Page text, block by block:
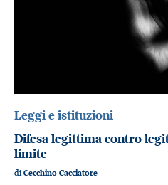
Leggi e istituzioni
Difesa legittima contro
limite
diCecchino Cacciatore